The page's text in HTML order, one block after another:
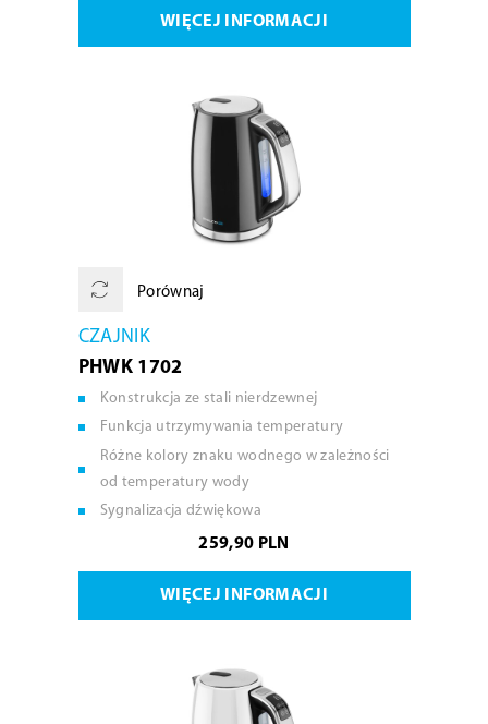
WIĘCEJ INFORMACJI
Porównaj
CZAJNIK
PHWK 1702
Konstrukcja ze stali nierdzewnej
Funkcja utrzymywania temperatury
Różne kolory znaku wodnego w zależności
od temperatury wody
Sygnalizacja dźwiękowa
259,90 PLN
WIĘCEJ INFORMACJI